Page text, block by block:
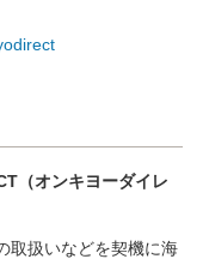
（オンキヨーダイレ
取扱いなどを契機に海